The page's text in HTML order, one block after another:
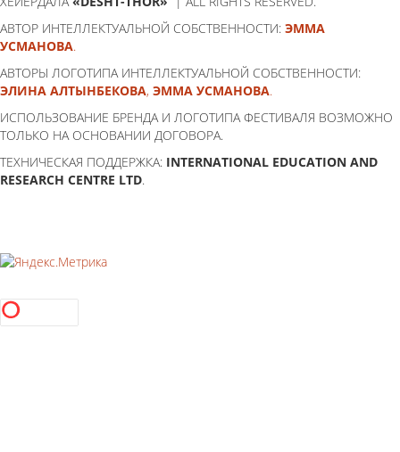
АВТОР ИНТЕЛЛЕКТУАЛЬНОЙ СОБСТВЕННОСТИ: ЭММА
УСМАНОВА.
АВТОРЫ ЛОГОТИПА ИНТЕЛЛЕКТУАЛЬНОЙ СОБСТВЕННОСТИ:
ЭЛИНА АЛТЫНБЕКОВА, ЭММА УСМАНОВА.
ИСПОЛЬЗОВАНИЕ БРЕНДА И ЛОГОТИПА ФЕСТИВАЛЯ ВОЗМОЖНО
ТОЛЬКО НА ОСНОВАНИИ ДОГОВОРА.
ТЕХНИЧЕСКАЯ ПОДДЕРЖКА: INTERNATIONAL EDUCATION AND
RESEARCH CENTRE LTD.